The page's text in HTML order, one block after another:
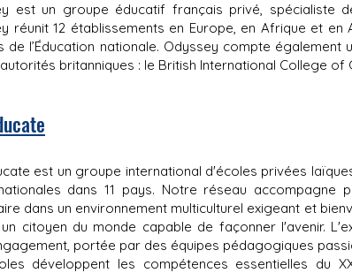
est un groupe éducatif français privé, spécialiste
réunit 12 établissements en Europe, en Afrique et
de l’Éducation nationale. Odyssey compte également
britanniques : le British International College of
est un groupe international d'écoles privées
dans 11 pays. Notre réseau accompagne
dans un environnement multiculturel exigeant et
citoyen du monde capable de façonner l'avenir.
portée par des équipes pédagogiques
développent les compétences essentielles du